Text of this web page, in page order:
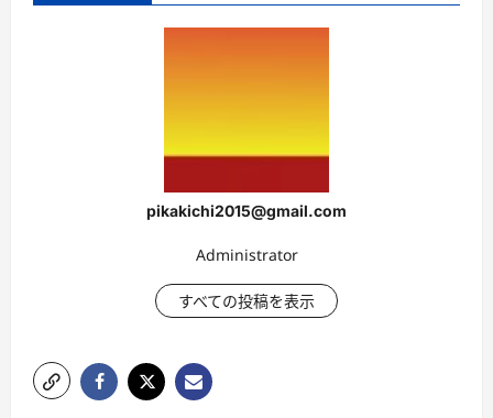
pikakichi2015@gmail.com
Administrator
すべての投稿を表示